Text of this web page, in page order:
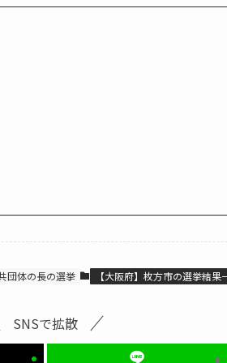
団体の長の選挙 【大阪府】枚方市の選挙結果
SNSで拡散